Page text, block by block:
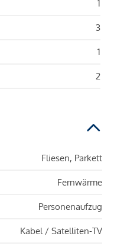
1
3
1
2
Fliesen, Parkett
Fernwärme
Personenaufzug
Kabel / Satelliten-TV